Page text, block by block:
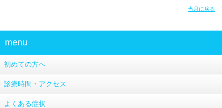
当月に戻る
menu
初めての方へ
診療時間・アクセス
よくある症状